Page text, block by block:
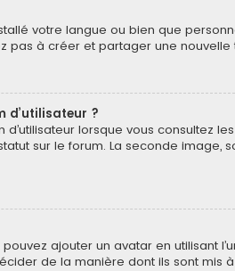
votre langue ou bien que
pas à créer et partager une
d’utilisateur ?
lorsque vous consultez
sur le forum. La seconde
ajouter un avatar en utilisant
de la manière dont ils sont mis